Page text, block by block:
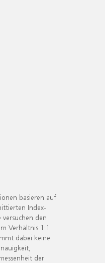
basieren auf
Index-
den
Verhältnis 1:1
dabei keine
der